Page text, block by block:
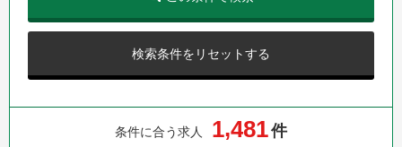
検索条件をリセットする
条件に合う求人 1,481件